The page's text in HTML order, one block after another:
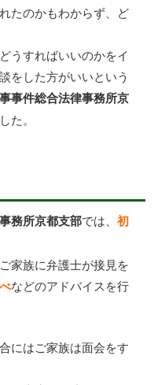
たのかもわからず、ど
うすればいいのかをイ
をした方がいいという
事件総合法律事務所京
た。
務所京都支部では、初
家族に弁護士が接見を
などのアドバイスを行
にはご家族は面会をす